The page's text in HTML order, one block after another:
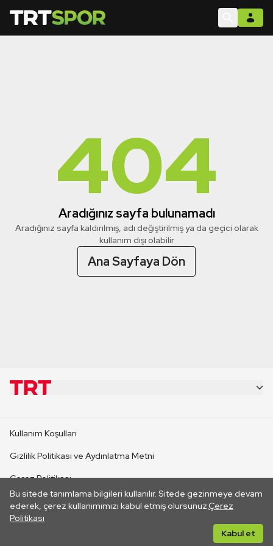
404
Aradığınız sayfa bulunamadı
Aradığınız sayfa kaldırılmış, adı değiştirilmiş ya da geçici olarak
kullanım dışı olabilir
Ana Sayfaya Dön
Bu sitede tanımlama bilgileri kullanılır. Sitede gezinmeye devam
ederek, çerez kullanımımızı kabul etmiş olursunuz.Çerez
Politikası
Kabul et
CANLI YAYINLAR
Kullanım Koşulları
Gizlilik Politikası ve Aydınlatma Metni
Çerez Politikası
İletişim
Her hakkı saklıdır. ©2026 TRT. Bağlantı yoluyla gidilen dış